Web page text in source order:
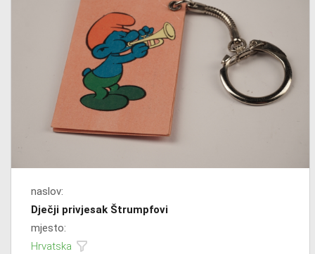
naslov:
Dječji privjesak Štrumpfovi
mjesto:
Hrvatska